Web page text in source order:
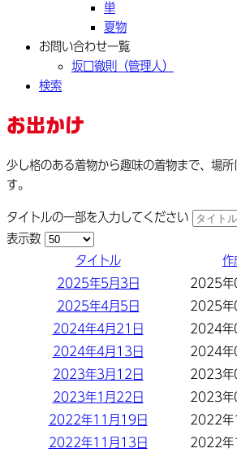
単
夏物
お問い合わせ一覧
坂口徹則（管理人）
検索
お出かけ
少し格のある着物から趣味の着物まで、場
す。
タイトルの一部を入力してください
表示数
タイトル
作
2025年5月3日
2025年
2025年4月5日
2025年
2024年4月21日
2024年
2024年4月13日
2024年
2023年3月12日
2023年
2023年1月22日
2023年
2022年11月19日
2022年
2022年11月13日
2022年